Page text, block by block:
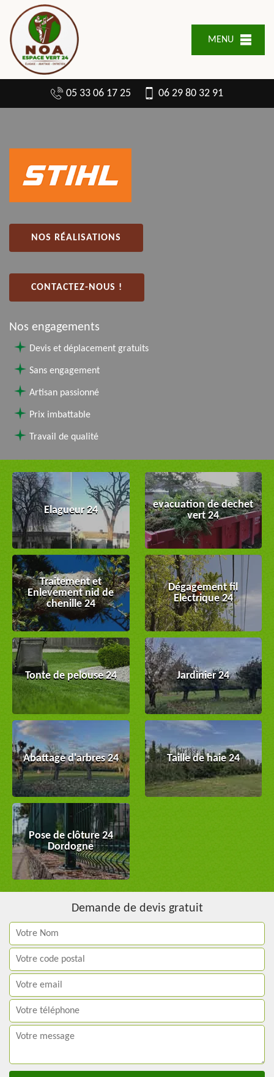
MENU
05 33 06 17 25 06 29 80 32 91
NOS RÉALISATIONS
CONTACTEZ-NOUS !
Nos engagements
Devis et déplacement gratuits
Sans engagement
Artisan passionné
Prix imbattable
Travail de qualité
Elagueur 24
evacuation de dechet
vert 24
Traitement et
Enlevement nid de
chenille 24
Dégagement fil
Electrique 24
Tonte de pelouse 24 Jardinier 24
Abattage d'arbres 24 Taille de haie 24
Pose de clôture 24
Dordogne
Demande de devis gratuit